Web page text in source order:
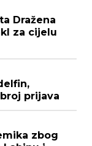
Dražena
za cijelu
prijava
zbog